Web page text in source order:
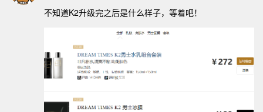
不知道K2升级完之后是什么样子，等着吧！